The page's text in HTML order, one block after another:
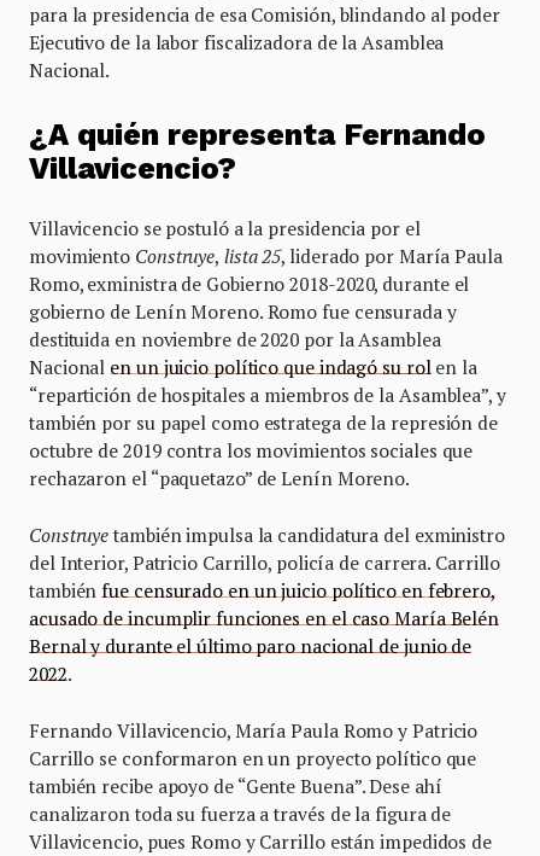
para la presidencia de esa Comisión, blindando al poder
Ejecutivo de la labor fiscalizadora de la Asamblea
Nacional.
¿A quién representa Fernando
Villavicencio?
Villavicencio se postuló a la presidencia por el
movimiento Construye, lista 25, liderado por María Paula
Romo, exministra de Gobierno 2018-2020, durante el
gobierno de Lenín Moreno. Romo fue censurada y
destituida en noviembre de 2020 por la Asamblea
Nacionalen un juicio político que indagó su rolen la
“repartición de hospitales a miembros de la Asamblea”, y
también por su papel como estratega de la represión de
octubre de 2019 contra los movimientos sociales que
rechazaron el “paquetazo” de Lenín Moreno.
Construyetambién impulsa la candidatura del exministro
del Interior, Patricio Carrillo, policía de carrera. Carrillo
tambiénfue censurado en un juicio político en febrero,
acusado de incumplir funciones en el caso María Belén
Bernal y durante el último paro nacional de junio de
2022.
Fernando Villavicencio, María Paula Romo y Patricio
Carrillo se conformaron en un proyecto político que
también recibe apoyo de “Gente Buena”. Dese ahí
canalizaron toda su fuerza a través de la figura de
Villavicencio, pues Romo y Carrillo están impedidos de